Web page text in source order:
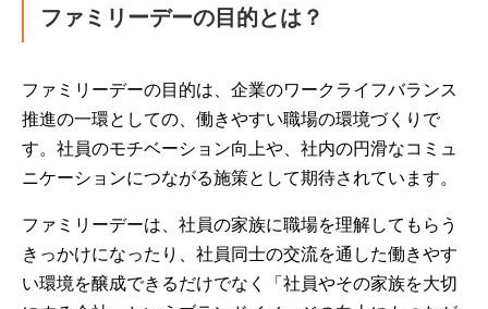
ファミリーデーの目的とは？
ファミリーデーの目的は、企業のワークライフバランス
推進の一環としての、働きやすい職場の環境づくりで
す。社員のモチベーション向上や、社内の円滑なコミュ
ニケーションにつながる施策として期待されています。
ファミリーデーは、社員の家族に職場を理解してもらう
きっかけになったり、社員同士の交流を通した働きやす
い環境を醸成できるだけでなく「社員やその家族を大切